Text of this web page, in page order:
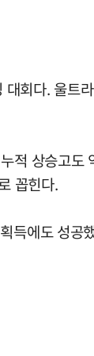
회다. 울트
적 상승고
꼽힌다.
득에도 성공